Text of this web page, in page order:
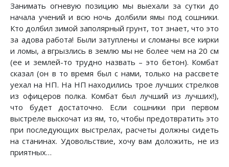
Занимать огневую позицию мы выехали за сутки до
начала учений и всю ночь долбили ямы под сошники.
Кто долбил зимой заполярный грунт, тот знает, что это
за адова работа! Были затуплены и сломаны все кирки
и ломы, а вгрызлись в землю мы не более чем на 20 см
(ее и землей-то трудно назвать – это бетон). Комбат
сказал (он в то время был с нами, только на рассвете
уехал на НП. На НП находились трое лучших стрелков
из офицеров полка. Комбат был лучший из лучших!),
что будет достаточно. Если сошники при первом
выстреле выскочат из ям, то, чтобы предотвратить это
при последующих выстрелах, расчеты должны сидеть
на станинах. Удовольствие, хочу вам доложить, не из
приятных…